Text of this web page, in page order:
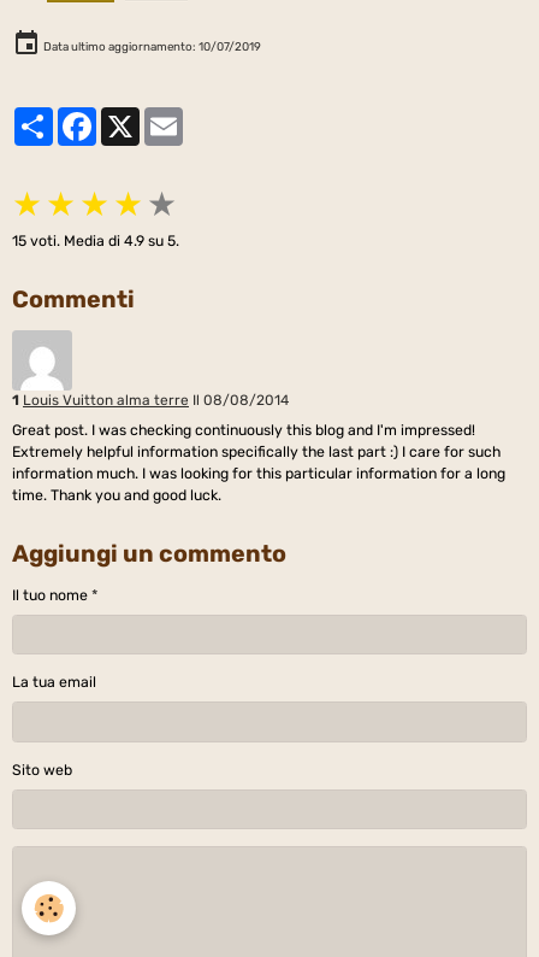
Data ultimo aggiornamento: 10/07/2019
PartagerFacebook
X
★ ★ ★ ★ ★
15 voti. Media di 4.9 su 5.
Commenti
1 Louis Vuitton alma terre Il 08/08/2014
Great post. I was checking continuously this blog and I'm impressed!
Extremely helpful information specifically the last part :) I care for such
information much. I was looking for this particular information for a long
time. Thank you and good luck.
Aggiungi un commento
Il tuo nome
La tua email
Sito web